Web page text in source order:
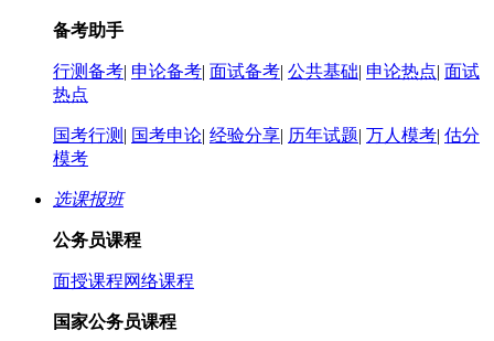
备考助手
行测备考| 申论备考| 面试备考| 公共基础| 申论热点| 面试
热点
国考行测 | 国考申论| 经验分享| 历年试题| 万人模考| 估分
模考
选课报班
公务员课程
面授课程网络课程
国家公务员课程